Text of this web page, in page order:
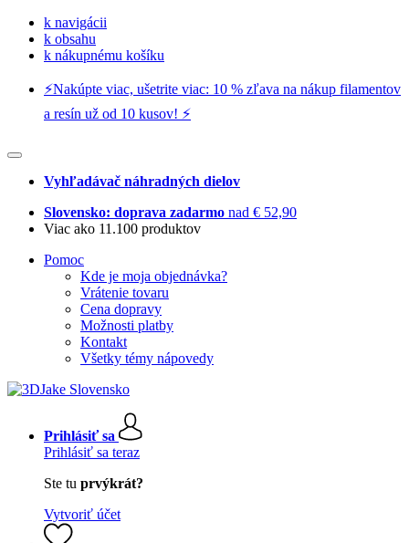
k navigácii
k obsahu
k nákupnému košíku
⚡️Nakúpte viac, ušetrite viac: 10 % zľava na nákup filamentov
a resín už od 10 kusov! ⚡️
Vyhľadávač náhradných dielov
Slovensko: doprava zadarmo nad € 52,90
Viac ako 11.100 produktov
Pomoc
Kde je moja objednávka?
Vrátenie tovaru
Cena dopravy
Možnosti platby
Kontakt
Všetky témy nápovedy
Prihlásiť sa
Prihlásiť sa teraz
Ste tu prvýkrát?
Vytvoriť účet